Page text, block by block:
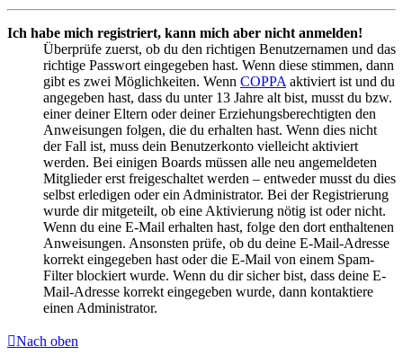
Ich habe mich registriert, kann mich aber nicht anmelden!
Überprüfe zuerst, ob du den richtigen Benutzernamen und das
richtige Passwort eingegeben hast. Wenn diese stimmen, dann
gibt es zwei Möglichkeiten. Wenn COPPA aktiviert ist und du
angegeben hast, dass du unter 13 Jahre alt bist, musst du bzw.
einer deiner Eltern oder deiner Erziehungsberechtigten den
Anweisungen folgen, die du erhalten hast. Wenn dies nicht
der Fall ist, muss dein Benutzerkonto vielleicht aktiviert
werden. Bei einigen Boards müssen alle neu angemeldeten
Mitglieder erst freigeschaltet werden – entweder musst du dies
selbst erledigen oder ein Administrator. Bei der Registrierung
wurde dir mitgeteilt, ob eine Aktivierung nötig ist oder nicht.
Wenn du eine E-Mail erhalten hast, folge den dort enthaltenen
Anweisungen. Ansonsten prüfe, ob du deine E-Mail-Adresse
korrekt eingegeben hast oder die E-Mail von einem Spam-
Filter blockiert wurde. Wenn du dir sicher bist, dass deine E-
Mail-Adresse korrekt eingegeben wurde, dann kontaktiere
einen Administrator.
Nach oben